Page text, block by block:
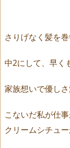
さりげなく髪を
中2にして、早く
家族想いで優し
こないだ私が仕
クリームシチュ